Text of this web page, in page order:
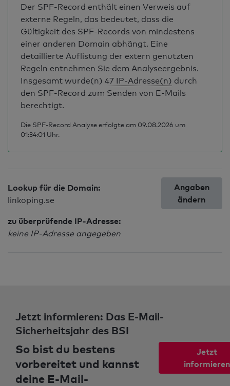
Der SPF-Record enthält einen Verweis auf
externe Regeln, das bedeutet, dass die
Gültigkeit des SPF-Records von mindestens
einer anderen Domain abhängt. Eine
detaillierte Auflistung der extern genutzten
Regeln entnehmen Sie dem Analyseergebnis.
Insgesamt wurde(n) 47 IP-Adresse(n) durch
den SPF-Record zum Senden von E-Mails
berechtigt.
Die SPF-Record Analyse erfolgte am 09.08.2026 um
01:34:01 Uhr.
Lookup für die Domain:
linkoping.se
zu überprüfende IP-Adresse:
keine IP-Adresse angegeben
Angaben
ändern
Jetzt informieren: Das E-Mail-
Sicherheitsjahr des BSI
So bist du bestens
vorbereitet und kannst
deine E-Mail-
Jetzt
informieren